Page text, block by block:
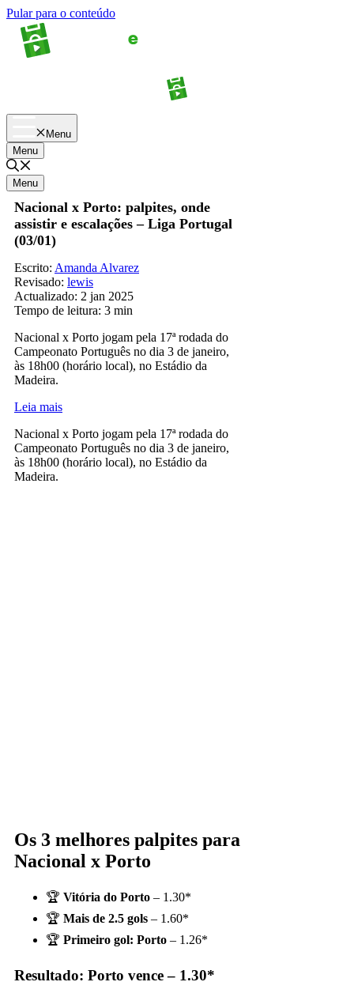
Pular para o conteúdo
Menu
Menu
Menu
Nacional x Porto: palpites, onde
assistir e escalações – Liga Portugal
(03/01)
Escrito: Amanda Alvarez
Revisado: lewis
Actualizado: 2 jan 2025
Tempo de leitura: 3 min
Nacional x Porto jogam pela 17ª rodada do
Campeonato Português no dia 3 de janeiro,
às 18h00 (horário local), no Estádio da
Madeira.
Leia mais
Nacional x Porto jogam pela 17ª rodada do
Campeonato Português no dia 3 de janeiro,
às 18h00 (horário local), no Estádio da
Madeira.
Os 3 melhores palpites para
Nacional x Porto
🏆 Vitória do Porto – 1.30*
🏆 Mais de 2.5 gols – 1.60*
🏆 Primeiro gol: Porto – 1.26*
Resultado: Porto vence – 1.30*